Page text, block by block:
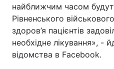
найближчим часом
Рівненського
здоров’я пацієнтів
необхідне лікування», -
відомства в Facebook.